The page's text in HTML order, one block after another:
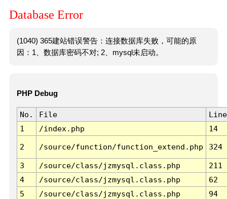
Database Error
(1040) 365建站错误警告：连接数据库失败，可能的原
因：1、数据库密码不对; 2、mysql未启动。
PHP Debug
No. File
Line
1
/index.php 14
2 /source/function/function_extend.php 324
3 /source/class/jzmysql.class.php
211
4
/source/class/jzmysql.class.php
62
5
/source/class/jzmysql.class.php
94